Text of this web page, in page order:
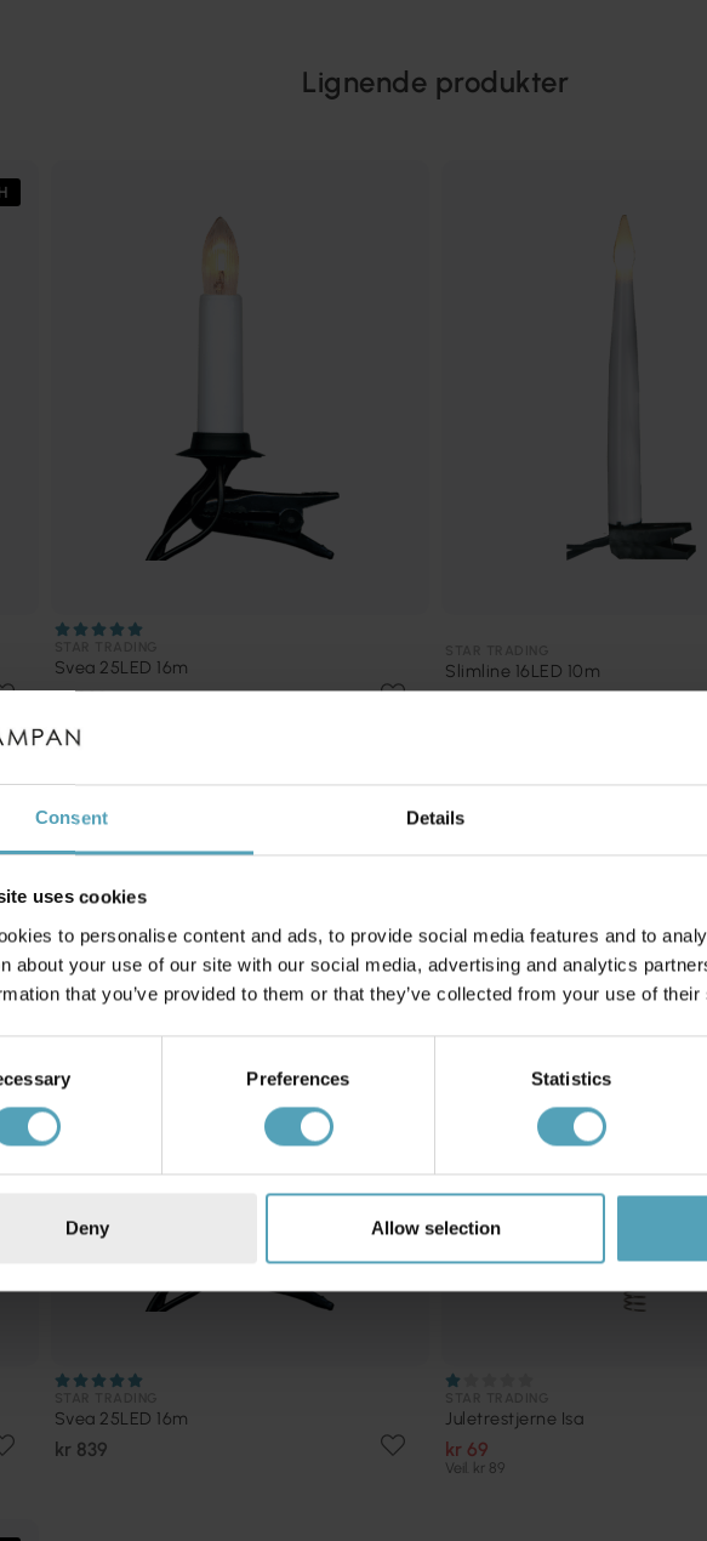
Consent Details
uses cookies
to personalise content and ads, to provide social media features and to
about your use of our site with our social media, advertising and analytics
that you’ve provided to them or that they’ve collected from your use of
Preferences Statistics
Deny Allow selection
Lignende produkter
Svea 25LED 16m
kr 839
Slimline 16LED 10m
Andre kjøpte også
Svea 25LED 16m
kr 839
Juletrestjerne Isa
kr 69
Veil. kr 89